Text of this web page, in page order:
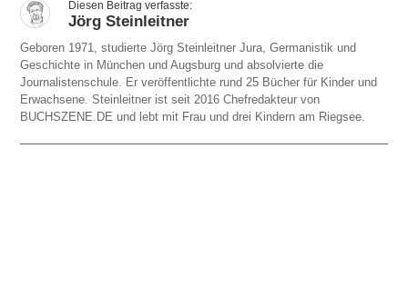
Jörg Steinleitner
Geboren 1971, studierte Jörg Steinleitner Jura, Germanistik und
Geschichte in München und Augsburg und absolvierte die
Journalistenschule. Er veröffentlichte rund 25 Bücher für Kinder und
Erwachsene. Steinleitner ist seit 2016 Chefredakteur von
BUCHSZENE.DE und lebt mit Frau und drei Kindern am Riegsee.